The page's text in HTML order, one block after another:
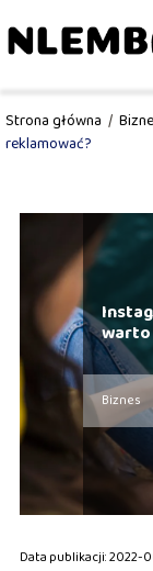
Strona główna /
reklamować?
warto
Biznes
Data publikacji: 2022-